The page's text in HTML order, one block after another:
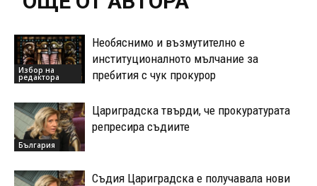
Избор на
редактора
Необяснимо и възмутително е
институционалното мълчание за
пребития с чук прокурор
България
Цариградска твърди, че прокуратурата
репресира съдиите
Съдия Цариградска е получавала нови